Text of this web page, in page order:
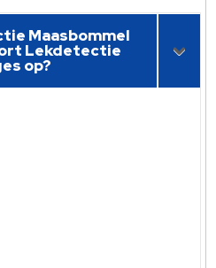
Maasbommel
Lekdetectie
op?